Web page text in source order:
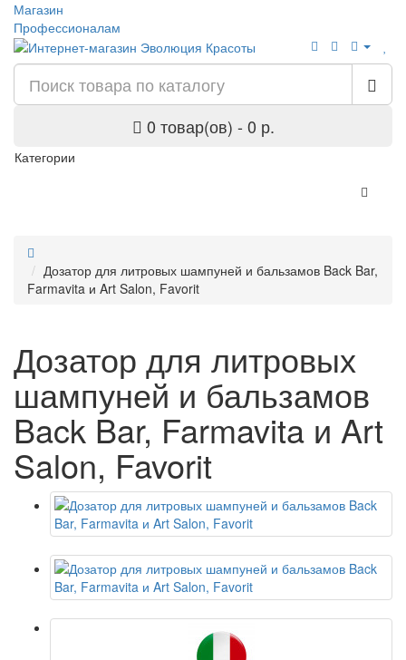
Магазин
Профессионалам
0 товар(ов) - 0 р.
Категории
Дозатор для литровых шампуней и бальзамов Back Bar,
Farmavita и Art Salon, Favorit
Дозатор для литровых
шампуней и бальзамов
Back Bar, Farmavita и Art
Salon, Favorit